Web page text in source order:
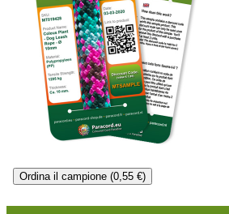
Ordina il campione (0,55 €)